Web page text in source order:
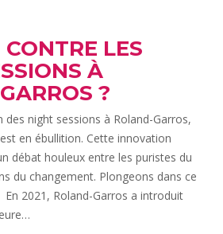
LES
À
?
des night sessions à Roland-Garros,
en ébullition. Cette innovation
débat houleux entre les puristes du
du changement. Plongeons dans ce
2021, Roland-Garros a introduit